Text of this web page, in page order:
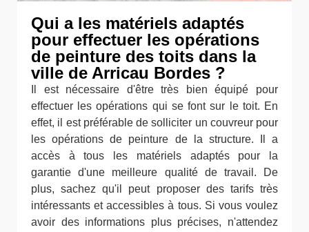
Qui a les matériels adaptés
pour effectuer les opérations
de peinture des toits dans la
ville de Arricau Bordes ?
Il est nécessaire d'être très bien équipé pour
effectuer les opérations qui se font sur le toit. En
effet, il est préférable de solliciter un couvreur pour
les opérations de peinture de la structure. Il a
accès à tous les matériels adaptés pour la
garantie d'une meilleure qualité de travail. De
plus, sachez qu'il peut proposer des tarifs très
intéressants et accessibles à tous. Si vous voulez
avoir des informations plus précises, n'attendez